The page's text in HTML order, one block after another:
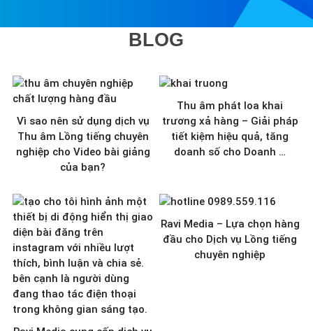
BLOG
Vì sao nên sử dụng dịch vụ
Thu âm Lồng tiếng chuyên
nghiệp cho Video bài giảng
của bạn?
Thu âm phát loa khai
trương xả hàng – Giải pháp
tiết kiệm hiệu quả, tăng
doanh số cho Doanh …
Ravi Media – Lựa chọn hàng
đầu cho Dịch vụ Lồng tiếng
chuyên nghiệp